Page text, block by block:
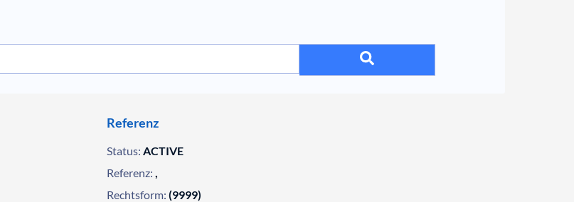
Referenz
Status: ACTIVE
Referenz: ,
Rechtsform: (9999)